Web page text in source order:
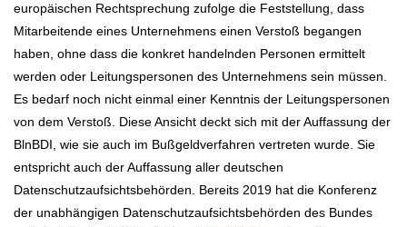
europäischen Rechtsprechung zufolge die Feststellung, dass
Mitarbeitende eines Unternehmens einen Verstoß begangen
haben, ohne dass die konkret handelnden Personen ermittelt
werden oder Leitungspersonen des Unternehmens sein müssen.
Es bedarf noch nicht einmal einer Kenntnis der Leitungspersonen
von dem Verstoß. Diese Ansicht deckt sich mit der Auffassung der
BlnBDI, wie sie auch im Bußgeldverfahren vertreten wurde. Sie
entspricht auch der Auffassung aller deutschen
Datenschutzaufsichtsbehörden. Bereits 2019 hat die Konferenz
der unabhängigen Datenschutzaufsichtsbehörden des Bundes